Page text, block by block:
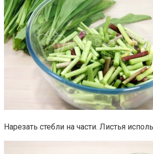
Нарезать стебли на части. Листья